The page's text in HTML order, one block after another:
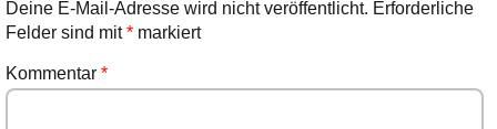
Deine E-Mail-Adresse wird nicht veröffentlicht. Erforderliche
Felder sind mit*markiert
Kommentar *